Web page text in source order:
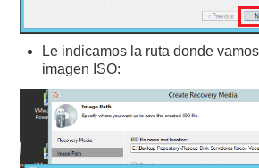
Le indicamos la ruta donde
imagen ISO: